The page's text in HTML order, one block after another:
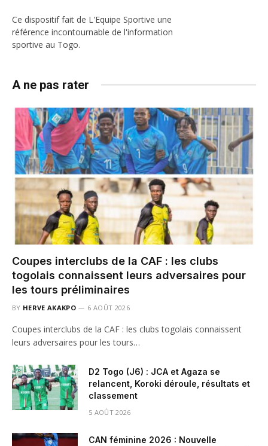
Ce dispositif fait de L'Equipe Sportive une
référence incontournable de l'information
sportive au Togo.
A ne pas rater
Coupes interclubs de la CAF : les clubs
togolais connaissent leurs adversaires pour
les tours préliminaires
BY HERVE AKAKPO 6 AOÛT 2026
Coupes interclubs de la CAF : les clubs togolais connaissent
leurs adversaires pour les tours…
D2 Togo (J6) : JCA et Agaza se
relancent, Koroki déroule, résultats et
classement
5 AOÛT 2026
CAN féminine 2026 : Nouvelle